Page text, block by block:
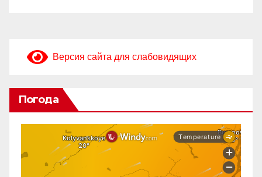
Версия сайта для слабовидящих
Погода